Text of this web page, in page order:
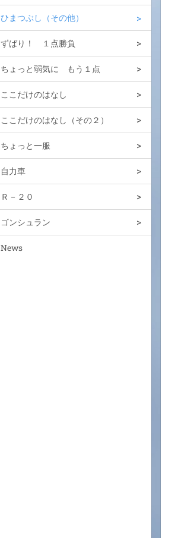
ひまつぶし（その他）
ずばり！ １点勝負
ちょっと弱気に もう１点
ここだけのはなし
ここだけのはなし（その２）
ちょっと一服
自力車
Ｒ－２０
ゴンシュラン
News